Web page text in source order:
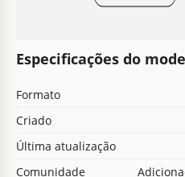
Especificações do
Formato
Criado
Última atualização
Comunidade